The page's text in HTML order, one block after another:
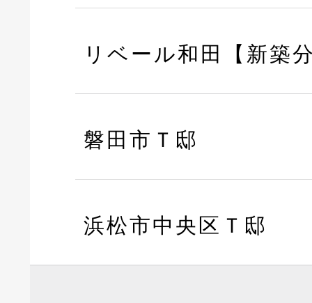
リベール和田【新築
磐田市Ｔ邸
浜松市中央区Ｔ邸